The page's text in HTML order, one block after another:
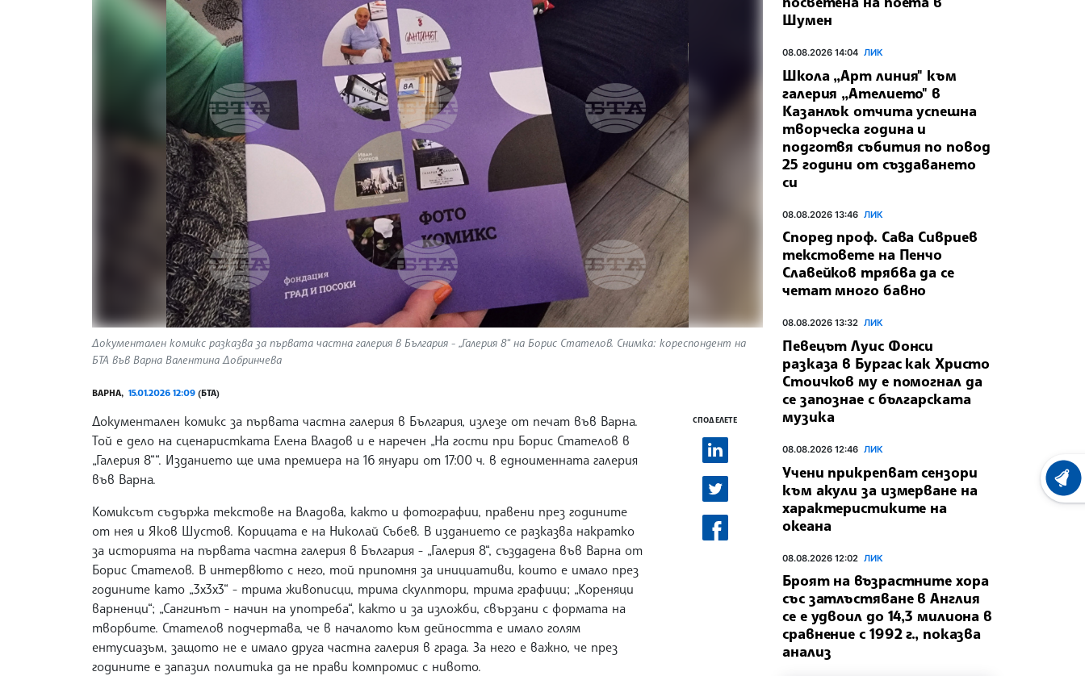
Документален комикс разказва за първата частна галерия в България - „Галерия 8“ на Борис Стателов. Снимка: кореспондент на
БТА във Варна Валентина Добринчева
ВАРНА, 15.01.2026 12:09 (БТА)
Документален комикс за първата частна галерия в България, излезе от печат във Варна.
Той е дело на сценаристката Елена Владов и е наречен „На гости при Борис Стателов в
„Галерия 8““. Изданието ще има премиера на 16 януари от 17:00 ч. в едноименната галерия
във Варна.
Комиксът съдържа текстове на Владова, както и фотографии, правени през годините
от нея и Яков Шустов. Корицата е на Николай Събев. В изданието се разказва накратко
за историята на първата частна галерия в България - „Галерия 8“, създадена във Варна от
Борис Стателов. В интервюто с него, той припомня за инициативи, които е имало през
годините като „3х3х3“ - трима живописци, трима скулптори, трима графици; „Кореняци
варненци“; „Сангинът - начин на употреба“, както и за изложби, свързани с формата на
творбите. Стателов подчертава, че в началото към дейността е имало голям
ентусиазъм, защото не е имало друга частна галерия в града. За него е важно, че през
годините е запазил политика да не прави компромис с нивото.
СПОДЕЛЕТЕ
Шумен
08.08.2026 14:04 ЛИК
Школа „Арт линия" към
галерия „Ателието" в
Казанлък отчита успешна
творческа година и
подготвя събития по повод
25 години от създаването
си
08.08.2026 13:46 ЛИК
Според проф. Сава Сивриев
текстовете на Пенчо
Славейков трябва да се
четат много бавно
08.08.2026 13:32 ЛИК
Певецът Луис Фонси
разказа в Бургас как Христо
Стоичков му е помогнал да
се запознае с българската
музика
08.08.2026 12:46 ЛИК
Учени прикрепват сензори
към акули за измерване на
характеристиките на
океана
08.08.2026 12:02 ЛИК
Броят на възрастните хора
със затлъстяване в Англия
се е удвоил до 14,3 милиона в
сравнение с 1992 г., показва
анализ